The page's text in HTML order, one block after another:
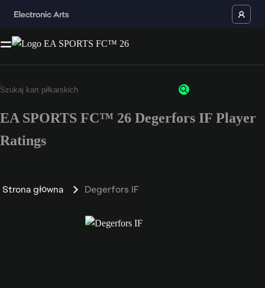
EA SPORTS FC™ 26 Degerfors IF Player
Ratings
Strona główna Degerfors IF